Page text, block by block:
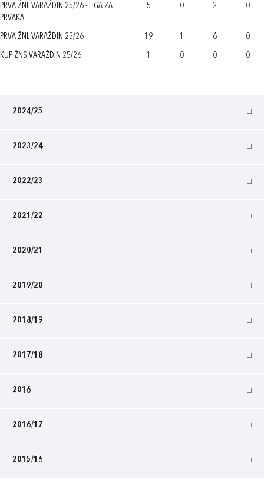
PRVA ŽNL VARAŽDIN 25/26 - LIGA ZA
PRVAKA
5 0 2 0
PRVA ŽNL VARAŽDIN 25/26 19 1 6 0
KUP ŽNS VARAŽDIN 25/26 1 0 0 0
2024/25
2023/24
2022/23
2021/22
2020/21
2019/20
2018/19
2017/18
2016
2016/17
2015/16